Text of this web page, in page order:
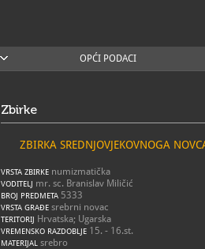
OPĆI PODACI
Zbirke
ZBIRKA SREDNJOVJEKOVNOGA
VRSTA ZBIRKE numizmatička
VODITELJ mr. sc. Branislav Miličić
BROJ PREDMETA 5333
VRSTA GRAĐE srebrni novac
TERITORIJ Hrvatska; Ugarska
VREMENSKO RAZDOBLJE 15. - 16.st.
MATERIJAL srebro